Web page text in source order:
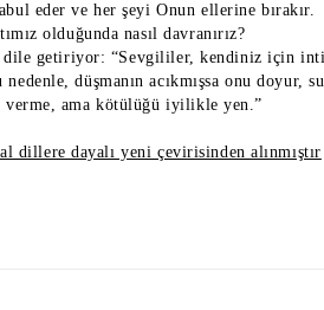
eder ve her şeyi Onun ellerine bırakır.
olduğunda nasıl davranırız?
getiriyor: “Sevgililer, kendiniz için
düşmanın acıkmışsa onu doyur,
verme, ama kötülüğü iyilikle yen.”
dayalı yeni çevirisinden alınmıştır